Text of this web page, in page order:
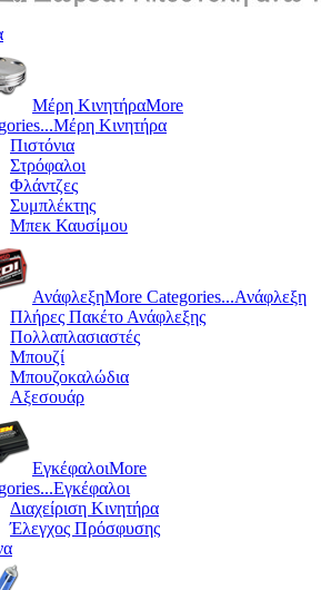
Μέρη KινητήραMore
Μέρη Kινητήρα
Πιστόνια
Στρόφαλοι
Φλάντζες
Συμπλέκτης
Μπεκ Καυσίμου
ΑνάφλεξηMore Categories...Ανάφλεξη
Πλήρες Πακέτο Ανάφλεξης
Πολλαπλασιαστές
Μπουζί
Μπουζοκαλώδια
Αξεσουάρ
ΕγκέφαλοιMore
Εγκέφαλοι
Διαχείριση Κινητήρα
Έλεγχος Πρόσφυσης